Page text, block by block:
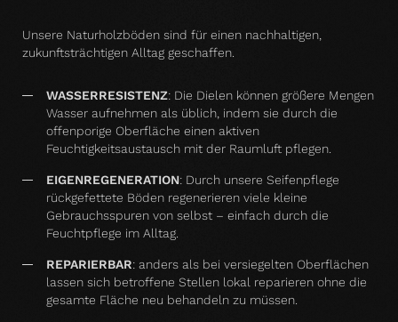
Unsere Naturholzböden sind für einen nachhaltigen,
zukunftsträchtigen Alltag geschaffen.
WASSERRESISTENZ: Die Dielen können größere Mengen
Wasser aufnehmen als üblich, indem sie durch die
offenporige Oberfläche einen aktiven
Feuchtigkeitsaustausch mit der Raumluft pflegen.
EIGENREGENERATION: Durch unsere Seifenpflege
rückgefettete Böden regenerieren viele kleine
Gebrauchsspuren von selbst – einfach durch die
Feuchtpflege im Alltag.
REPARIERBAR: anders als bei versiegelten Oberflächen
lassen sich betroffene Stellen lokal reparieren ohne die
gesamte Fläche neu behandeln zu müssen.